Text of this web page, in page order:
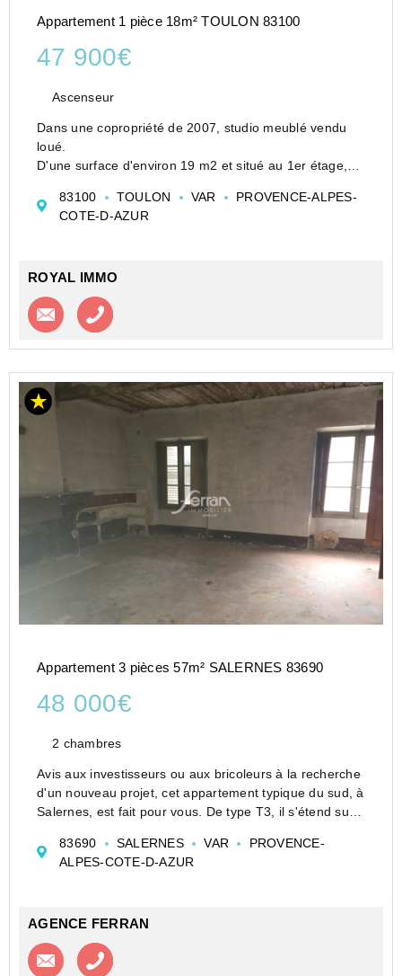
Appartement 1 pièce 18m² TOULON 83100
47 900€
Ascenseur
Dans une copropriété de 2007, studio meublé vendu
loué.
D'une surface d'environ 19 m2 et situé au 1er étage,
salle d'eau avec WC.
Le bien est vendu sous bail commercial,...
83100 TOULON VAR
PROVENCE-ALPES-
COTE-D-AZUR
ROYAL IMMO
Contacter l'agence
Appartement 3 pièces 57m² SALERNES 83690
48 000€
2 chambres
Avis aux investisseurs ou aux bricoleurs à la recherche
d'un nouveau projet, cet appartement typique du sud, à
Salernes, est fait pour vous. De type T3, il s'étend sur
immeuble datant de 1800, préser...
83690 SALERNES VAR
PROVENCE-
ALPES-COTE-D-AZUR
AGENCE FERRAN
Contacter l'agence